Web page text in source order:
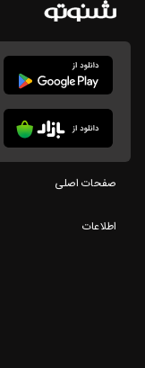
صفحات اصلی
اطلاعات